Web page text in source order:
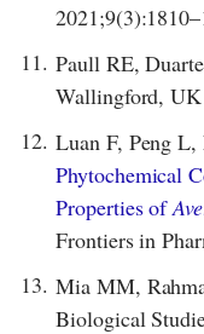
11. Paull RE,
Wallingford,
12. Luan F, Peng
Phytochemical
Properties of
Frontiers in
13. Mia MM,
Biological